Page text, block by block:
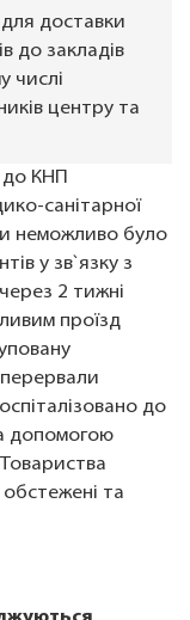
для доставки
до закладів
числі
центру та
до КНП
санітарної
неможливо було
у зв`язку з
2 тижні
проїзд
до
допомогою
Товариства
та